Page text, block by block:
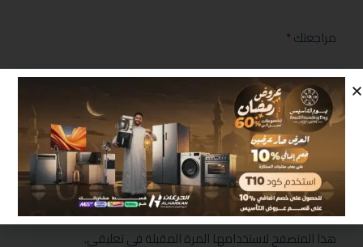
مراجعتك*
احفظ اسمي، بريدي الإلكتروني، والموقع الإلكتروني في
هذا المتصفح لاستخدامها المرة المقبلة في تعليقي.